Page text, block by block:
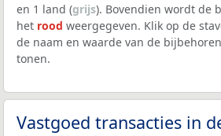
en 1 land (grijs). Bovendien wordt de
het rood weergegeven. Klik op de
de naam en waarde van de
tonen.
Vastgoed transacties in